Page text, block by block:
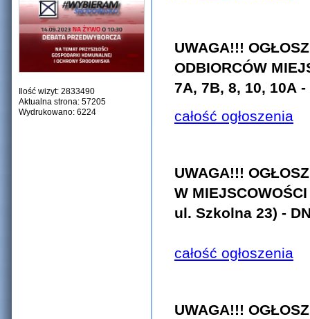
Ilość wizyt: 2833490
Aktualna strona: 57205
Wydrukowano: 6224
UWAGA!!!
ODBIORCÓW
7A, 7B, 8, 10, 10A -
całość ogłoszenia
UWAGA!!!
W
ul. Szkolna 23) -
całość ogłoszenia
UWAGA!!!